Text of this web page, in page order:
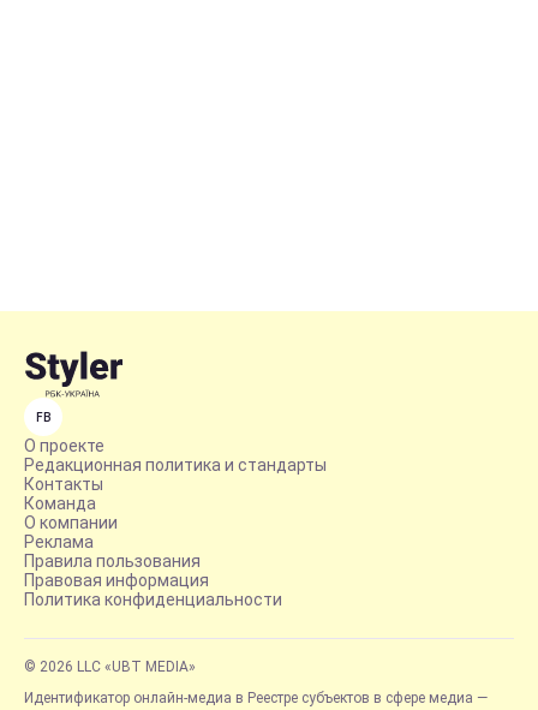
FB
О проекте
Редакционная политика и стандарты
Контакты
Команда
О компании
Реклама
Правила пользования
Правовая информация
Политика конфиденциальности
© 2026 LLC «UBT MEDIA»
Идентификатор онлайн-медиа в Реестре субъектов в сфере медиа —